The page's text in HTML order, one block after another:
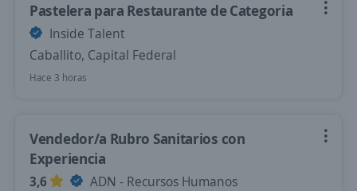
Pastelera para Restaurante de Categoria
Inside Talent
Caballito, Capital Federal
Hace 3 horas
Vendedor/a Rubro Sanitarios con
Experiencia
3,6
ADN - Recursos Humanos